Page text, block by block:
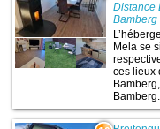
Distance
Mela se
ces lieux